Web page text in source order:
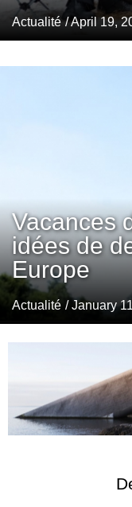
Actualité / April 19,
Vacances
idées de
Europe
Actualité / January